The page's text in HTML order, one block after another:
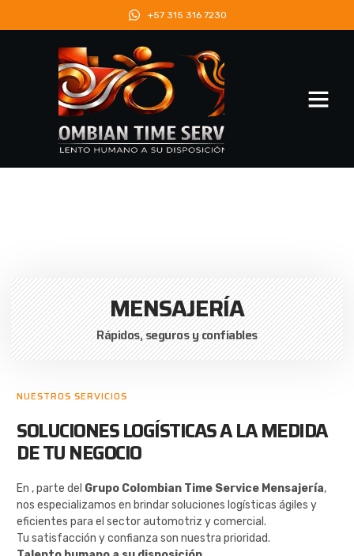
+57 315 316 7230
MENSAJERÍA
Rápidos, seguros y confiables
NUESTROS SERVICIOS
SOLUCIONES LOGÍSTICAS A LA MEDIDA
DE TU NEGOCIO
En , parte del Grupo Colombian Time Service Mensajería,
nos especializamos en brindar soluciones logísticas ágiles y
eficientes para el sector automotriz y comercial.
Tu satisfacción y confianza son nuestra prioridad.